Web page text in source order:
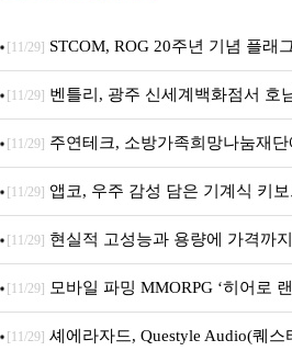
[11/29] STCOM, ROG 20주년 기념 플래
Crosshair X870E EDITION 20 국내 출
[11/29] 벤틀리, 광주 신세계백화점서 호
픈
[11/29] 주연테크, 소방가족희망나눔재
니터·스마트 펫 침대 기부
[11/29] 앱코, 우주 감성 담은 기계식 키
브랜드데이 기획전 진행
[11/29] 현실적 고성능과 용량에 가격까
M.2 NVMe 디앤디컴 1TB
[11/29] 모바일 파밍 MMORPG ‘히어로
[11/29] 셰에라자드, Questyle Audio(퀘